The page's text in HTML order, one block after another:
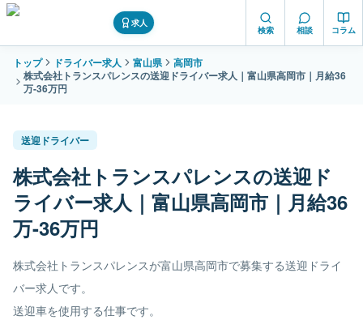
求人
検索 相談 コラム
トップ ドライバー求人 富山県
高岡市
株式会社トランスパレンスの送迎ドライバー求人｜富山県高岡市｜月給36
万-36万円
送迎ドライバー
株式会社トランスパレンスの送迎ド
ライバー求人｜富山県高岡市｜月給36
万-36万円
株式会社トランスパレンスが富山県高岡市で募集する送迎ドライ
バー求人です。
送迎車を使用する仕事です。